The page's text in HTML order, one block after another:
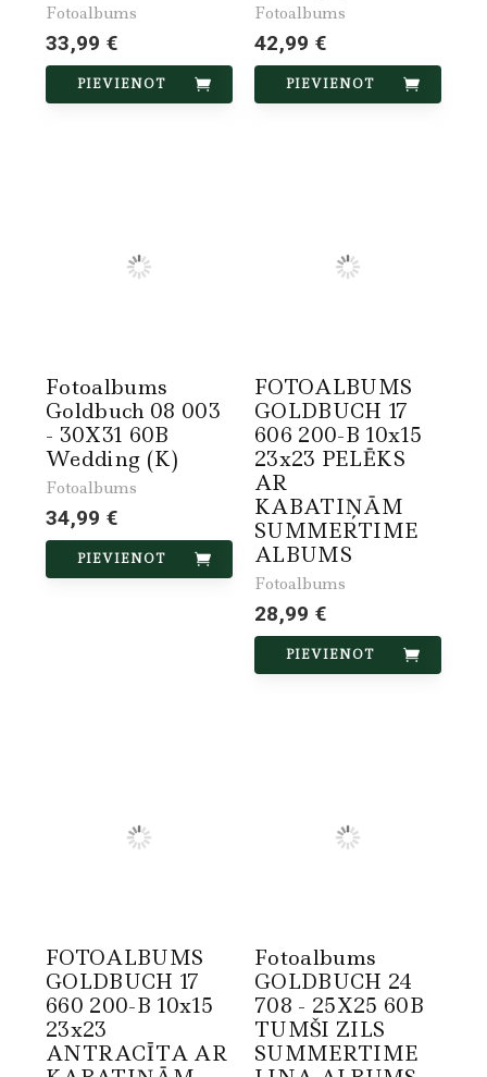
Fotoalbums
33,99 €
PIEVIENOT
Fotoalbums
42,99 €
PIEVIENOT
Fotoalbums
Goldbuch 08 003
- 30X31 60B
Wedding (K)
Fotoalbums
34,99 €
PIEVIENOT
FOTOALBUMS
GOLDBUCH 17
606 200-B 10x15
23x23 PELĒKS
AR
KABATIŅĀM
SUMMERTIME
ALBUMS
Fotoalbums
28,99 €
PIEVIENOT
FOTOALBUMS
GOLDBUCH 17
660 200-B 10x15
23x23
ANTRACĪTA AR
Fotoalbums
GOLDBUCH 24
708 - 25X25 60B
TUMŠI ZILS
SUMMERTIME